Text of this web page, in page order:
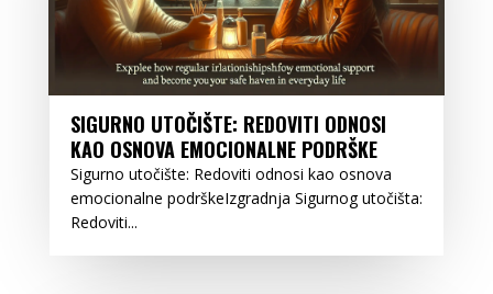
SIGURNO UTOČIŠTE: REDOVITI ODNOSI
KAO OSNOVA EMOCIONALNE PODRŠKE
Sigurno utočište: Redoviti odnosi kao osnova
emocionalne podrškeIzgradnja Sigurnog utočišta:
Redoviti...